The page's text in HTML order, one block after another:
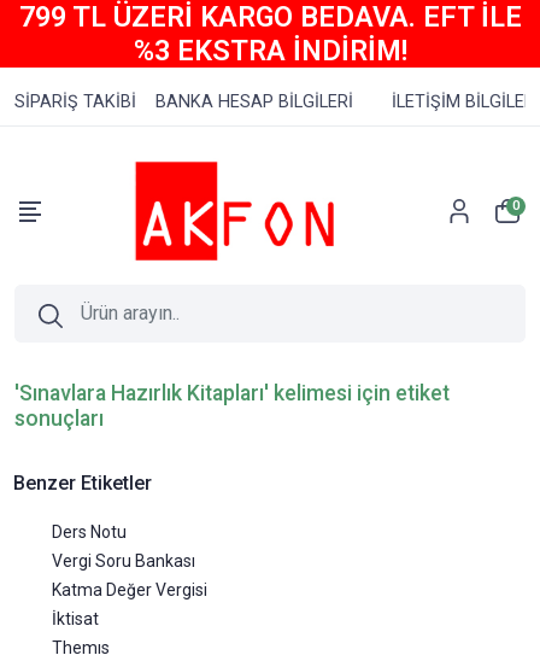
799 TL ÜZERİ KARGO BEDAVA. EFT İLE
%3 EKSTRA İNDİRİM!
SİPARİŞ TAKİBİ BANKA HESAP BİLGİLERİ İLETİŞİM BİLGİLERİ
0
'Sınavlara Hazırlık Kitapları' kelimesi için etiket
sonuçları
Benzer Etiketler
Ders Notu
Vergi Soru Bankası
Katma Değer Vergisi
İktisat
Themıs